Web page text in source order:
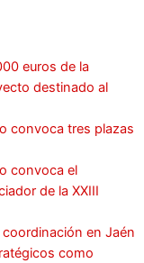
euros de la
destinado al
convoca tres plazas
convoca el
de la XXIII
en Jaén
como